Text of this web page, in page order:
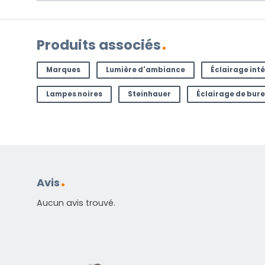
Produits associés
Marques Lumière d'ambiance Éclairage
Lampes noires Steinhauer Éclairage de
Avis
Aucun avis trouvé.